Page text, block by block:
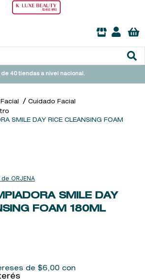
de 40 tiendas a nivel nacional.
Cuidado Facial
SMILE DAY RICE CLEANSING FOAM
ORJENA
SMILE DAY
FOAM 180ML
de $6,00 con